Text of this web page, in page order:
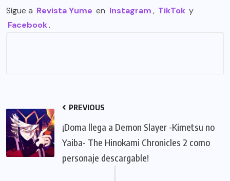
Sigue a Revista Yume en Instagram, TikTok y
Facebook.
PREVIOUS
¡Doma llega a Demon Slayer -Kimetsu no
Yaiba- The Hinokami Chronicles 2 como
personaje descargable!